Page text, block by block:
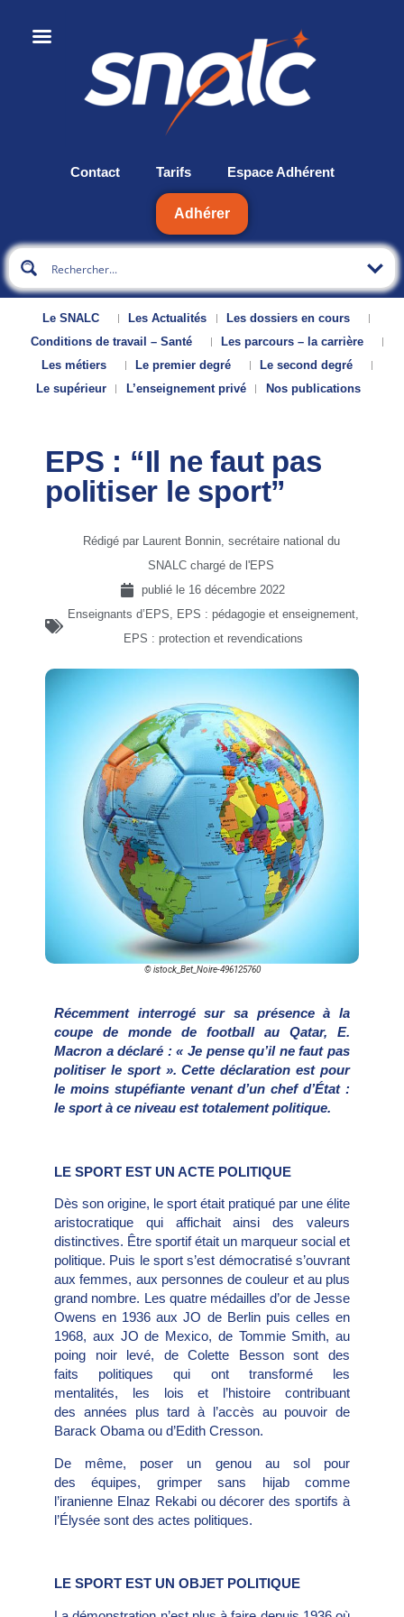
Contact Tarifs Espace Adhérent
Adhérer
Le SNALC Les Actualités
Les dossiers en cours
Conditions de travail – Santé
Les parcours – la carrière
Les métiers
Le premier degré
Le second degré
Le supérieur
L’enseignement privé Nos publications
EPS : “Il ne faut pas
politiser le sport”
Rédigé par Laurent Bonnin, secrétaire national du
SNALC chargé de l'EPS
publié le 16 décembre 2022
Enseignants d’EPS, EPS : pédagogie et enseignement,
EPS : protection et revendications
© istock_Bet_Noire-496125760
Récemment interrogé sur sa présence à la
coupe de monde de football au Qatar, E.
Macron a déclaré : « Je pense qu’il ne faut pas
politiser le sport ». Cette déclaration est pour
le moins stupéfiante venant d’un chef d’État :
le sport à ce niveau est totalement politique.
LE SPORT EST UN ACTE POLITIQUE
Dès son origine, le sport était pratiqué par une élite
aristocratique qui affichait ainsi des valeurs
distinctives. Être sportif était un marqueur social et
politique. Puis le sport s’est démocratisé s’ouvrant
aux femmes, aux personnes de couleur et au plus
grand nombre. Les quatre médailles d’or de Jesse
Owens en 1936 aux JO de Berlin puis celles en
1968, aux JO de Mexico, de Tommie Smith, au
poing noir levé, de Colette Besson sont des
faits politiques qui ont transformé les
mentalités, les lois et l’histoire contribuant
des années plus tard à l’accès au pouvoir de
Barack Obama ou d’Edith Cresson.
De même, poser un genou au sol pour
des équipes, grimper sans hijab comme
l’iranienne Elnaz Rekabi ou décorer des sportifs à
l’Élysée sont des actes politiques.
LE SPORT EST UN OBJET POLITIQUE